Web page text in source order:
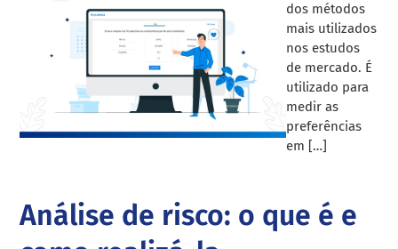
dos métodos
mais utilizados
nos estudos
de mercado. É
utilizado para
medir as
preferências
em […]
Análise de risco: o que é e